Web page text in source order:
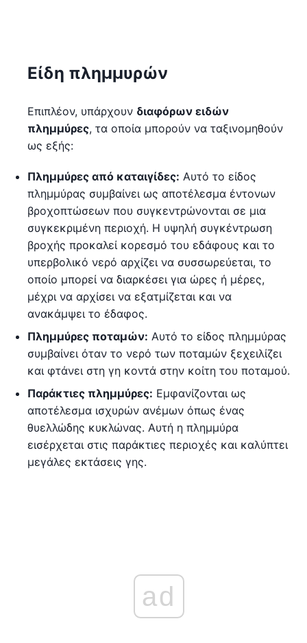
Είδη πλημμυρών
Επιπλέον, υπάρχουν διαφόρων ειδών
πλημμύρες, τα οποία μπορούν να ταξινομηθούν
ως εξής:
Πλημμύρες από καταιγίδες: Αυτό το είδος
πλημμύρας συμβαίνει ως αποτέλεσμα έντονων
βροχοπτώσεων που συγκεντρώνονται σε μια
συγκεκριμένη περιοχή. Η υψηλή συγκέντρωση
βροχής προκαλεί κορεσμό του εδάφους και το
υπερβολικό νερό αρχίζει να συσσωρεύεται, το
οποίο μπορεί να διαρκέσει για ώρες ή μέρες,
μέχρι να αρχίσει να εξατμίζεται και να
ανακάμψει το έδαφος.
Πλημμύρες ποταμών: Αυτό το είδος πλημμύρας
συμβαίνει όταν το νερό των ποταμών ξεχειλίζει
και φτάνει στη γη κοντά στην κοίτη του ποταμού.
Παράκτιες πλημμύρες: Εμφανίζονται ως
αποτέλεσμα ισχυρών ανέμων όπως ένας
θυελλώδης κυκλώνας. Αυτή η πλημμύρα
εισέρχεται στις παράκτιες περιοχές και καλύπτει
μεγάλες εκτάσεις γης.
ad